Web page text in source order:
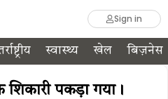
Sign in
स्वास्थ्य खेल बिज़नेस
शिकारी पकड़ा गया।